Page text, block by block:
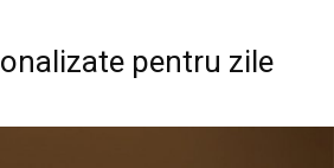
pentru zile